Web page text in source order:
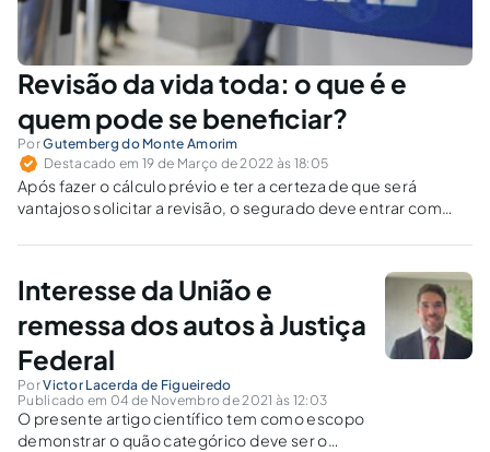
Revisão da vida toda: o que é e
quem pode se beneficiar?
PorGutemberg do Monte Amorim
Destacado em 19 de Março de 2022 às 18:05
Após fazer o cálculo prévio e ter a certeza de que será
vantajoso solicitar a revisão, o segurado deve entrar com
previdenciário.
Interesse da União e
remessa dos autos à Justiça
Federal
PorVictor Lacerda de Figueiredo
Publicado em 04 de Novembro de 2021 às 12:03
O presente artigo científico tem como escopo
demonstrar o quão categórico deve ser o